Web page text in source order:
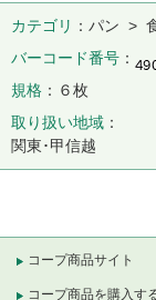
カテゴリ
パン >
バーコード番号
規格
６枚
取り扱い地域
関東･甲信越
コープ商品サイト
コープ商品を購入す